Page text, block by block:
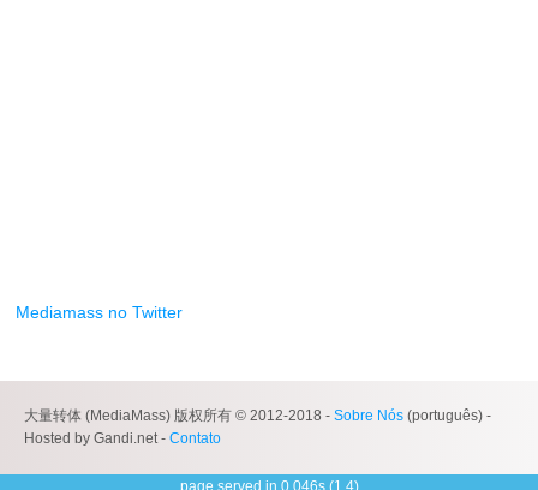
Mediamass no Twitter
大量转体 (MediaMass) 版权所有 © 2012-2018 - Sobre Nós (português) -
Hosted by Gandi.net - Contato
page served in 0.046s (1,4)